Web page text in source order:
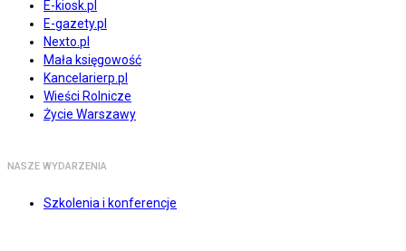
E-kiosk.pl
E-gazety.pl
Nexto.pl
Mała księgowość
Kancelarierp.pl
Wieści Rolnicze
Życie Warszawy
NASZE WYDARZENIA
Szkolenia i konferencje